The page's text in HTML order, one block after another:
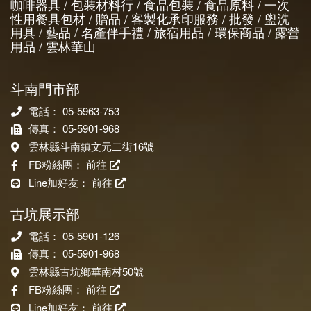
咖啡器具 / 包裝材料行 / 食品包裝 / 食品原料 / 一次
性用餐具包材 / 贈品 / 客製化承印服務 / 批發 / 盥洗
用具 / 藝品 / 名產伴手禮 / 旅宿用品 / 環保商品 / 露營
用品 / 雲林華山
斗南門市部
電話： 05-5963-753
傳真： 05-5901-968
雲林縣斗南鎮文元二街16號
FB粉絲團： 前往
Line加好友： 前往
古坑展示部
電話： 05-5901-126
傳真： 05-5901-968
雲林縣古坑鄉華南村50號
FB粉絲團： 前往
Line加好友： 前往